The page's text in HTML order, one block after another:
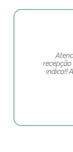
indico!!